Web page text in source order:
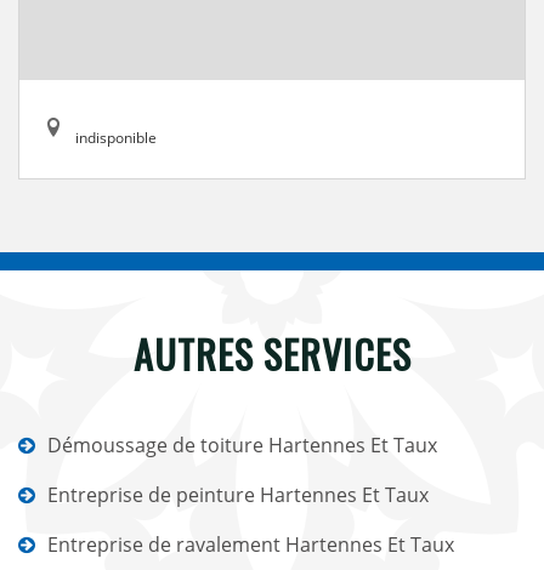
indisponible
AUTRES SERVICES
Démoussage de toiture Hartennes Et Taux
Entreprise de peinture Hartennes Et Taux
Entreprise de ravalement Hartennes Et Taux